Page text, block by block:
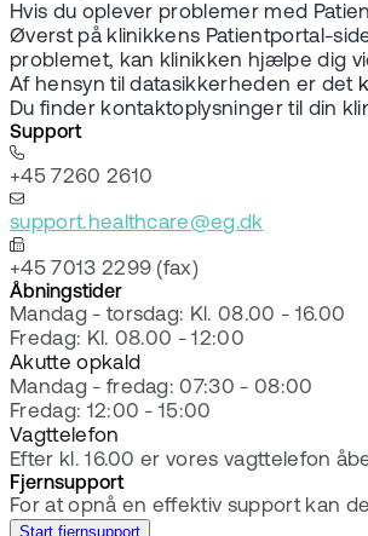
Hvis du oplever problemer med
Øverst på klinikkens Patientportal-
problemet, kan klinikken hjælpe dig
Af hensyn til datasikkerheden er det
Du finder kontaktoplysninger til din
Support
+45 7260 2610
support.healthcare@eg.dk
+45 7013 2299 (fax)
Åbningstider
Mandag - torsdag: Kl. 08.00 - 16.00
Fredag: Kl. 08.00 - 12:00
Akutte opkald
Mandag - fredag: 07:30 - 08:00
Fredag: 12:00 - 15:00
Vagttelefon
Efter kl. 16.00 er vores vagttelefon
Fjernsupport
For at opnå en effektiv support kan
Start fjernsupport